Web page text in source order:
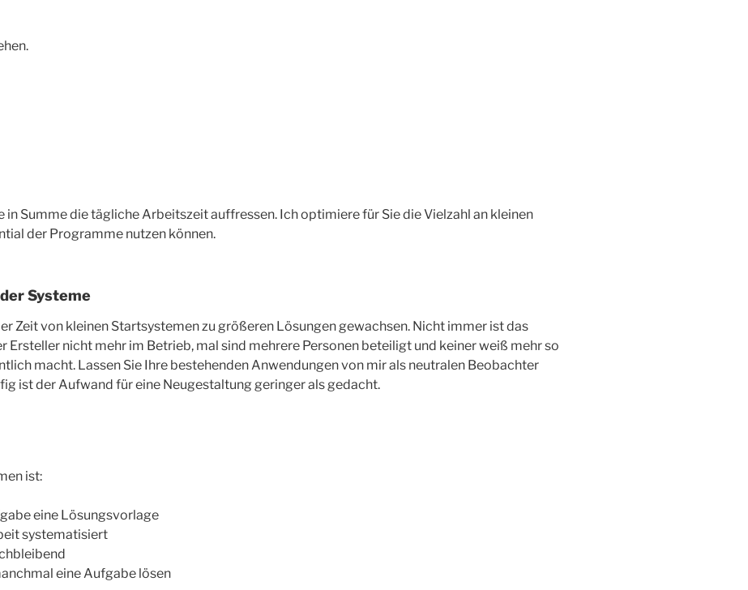
in Summe die tägliche Arbeitszeit auffressen. Ich optimiere für Sie die Vielzahl an kleinen
der Programme nutzen können.
Systeme
Zeit von kleinen Startsystemen zu größeren Lösungen gewachsen. Nicht immer ist das
Ersteller nicht mehr im Betrieb, mal sind mehrere Personen beteiligt und keiner weiß mehr so
macht. Lassen Sie Ihre bestehenden Anwendungen von mir als neutralen Beobachter
ist der Aufwand für eine Neugestaltung geringer als gedacht.
ist:
eine Lösungsvorlage
systematisiert
eine Aufgabe lösen